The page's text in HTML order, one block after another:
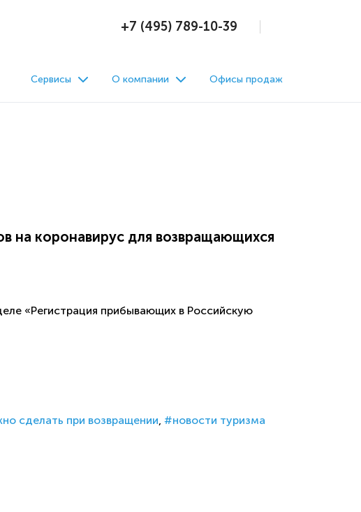
+7 (495) 789-10-39
Сервисы О компании Офисы продаж
на коронавирус для возвращающихся
«Регистрация прибывающих в Российскую
сделать при возвращении новости туризма